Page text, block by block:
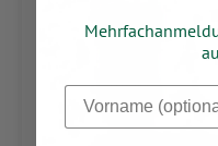
Dein Vorname